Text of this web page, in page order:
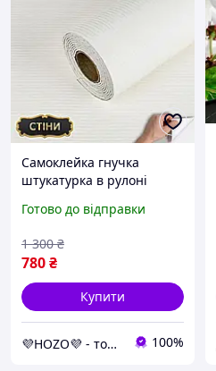
Самоклейка гнучка
штукатурка в рулоні
еластичне декоративне
армувальною сіткою (1.8
м²)
Готово до відправки
780₴
1 300 ₴
Купити
💜HOZO💜 - товари преміум-класу, якісні, перевірені з нашого складу! 100%